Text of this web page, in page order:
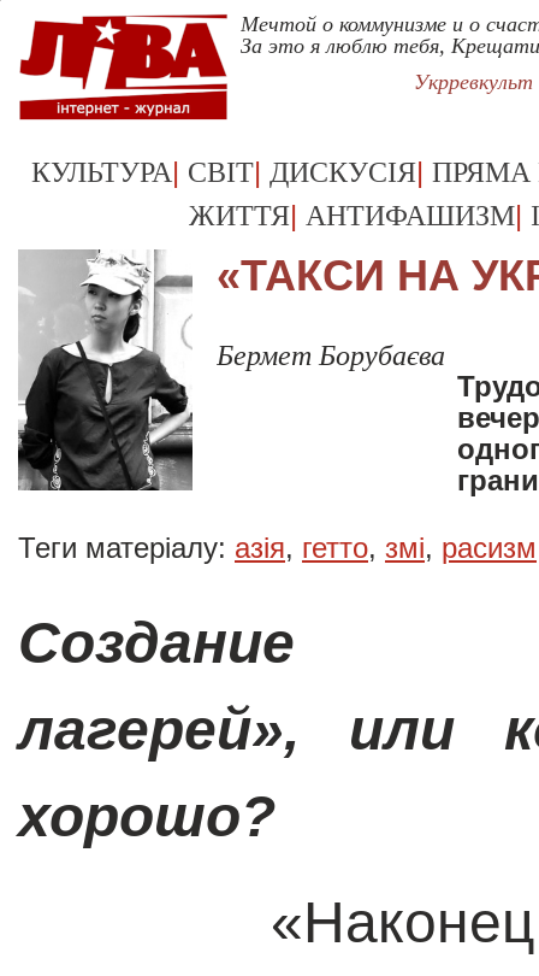
Мечтой о коммунизме и о
За это я люблю тебя,
КУЛЬТУРА| СВІТ| ДИСКУСІЯ| ПРЯМА
ЖИТТЯ| АНТИФАШИЗМ|
«ТАКСИ НА
Бермет Борубаєва
Теги матеріалу: азія, гетто, змі, расизм
Создание
лагерей», или
хорошо?